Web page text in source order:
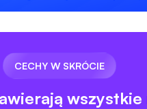
CECHY W SKRÓCIE
wszystkie